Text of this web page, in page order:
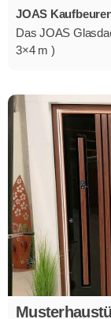
JOAS
Das JOAS
3×4 m )